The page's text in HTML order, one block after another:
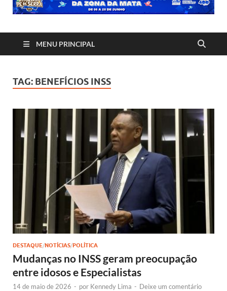
MENU PRINCIPAL
TAG: BENEFÍCIOS INSS
DESTAQUE/NOTÍCIAS/POLÍTICA
Mudanças no INSS geram preocupação
entre idosos e Especialistas
14 de maio de 2026 - por Kennedy Lima - Deixe um comentário